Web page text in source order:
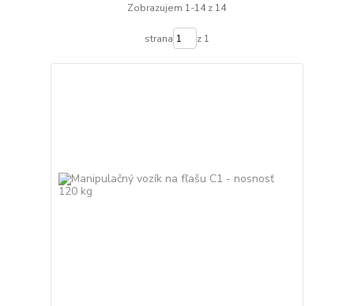
Zobrazujem 1-14 z 14
strana z 1